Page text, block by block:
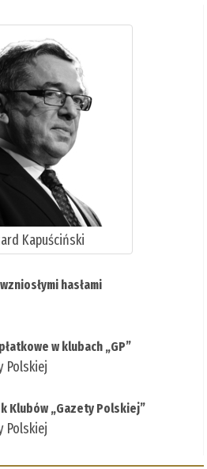
Kapuściński
hasłami
w klubach „GP”
Polskiej
Klubów „Gazety Polskiej”
Polskiej